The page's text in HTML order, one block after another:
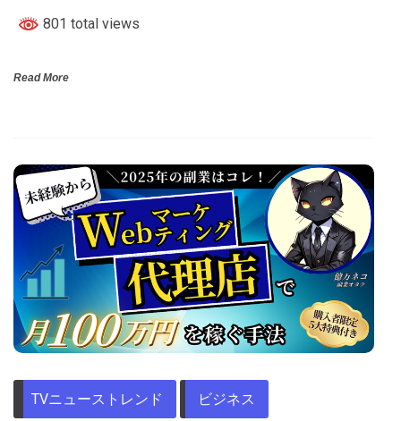
801 total views
Read More
TVニューストレンド ビジネス